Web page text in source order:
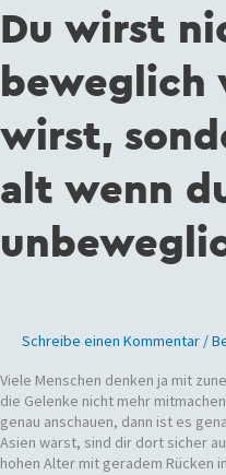
Du wirst
beweglich
wirst,
alt wenn
Schreibe einen Kommentar /
Viele Menschen denken ja mit
die Gelenke nicht mehr
genau anschauen, dann ist es
Asien warst, sind dir dort sicher
hohen Alter mit geradem Rücken